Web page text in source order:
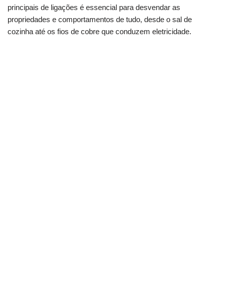
principais de ligações é essencial para desvendar as
propriedades e comportamentos de tudo, desde o sal de
cozinha até os fios de cobre que conduzem eletricidade.